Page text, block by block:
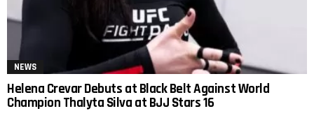
NEWS
Helena Crevar Debuts at Black Belt Against World
Champion Thalyta Silva at BJJ Stars 16